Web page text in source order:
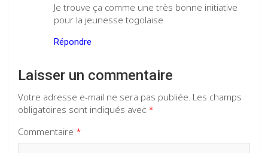
Je trouve ça comme une très bonne initiative
pour la jeunesse togolaise
Répondre
Laisser un commentaire
Votre adresse e-mail ne sera pas publiée. Les champs
obligatoires sont indiqués avec *
Commentaire *